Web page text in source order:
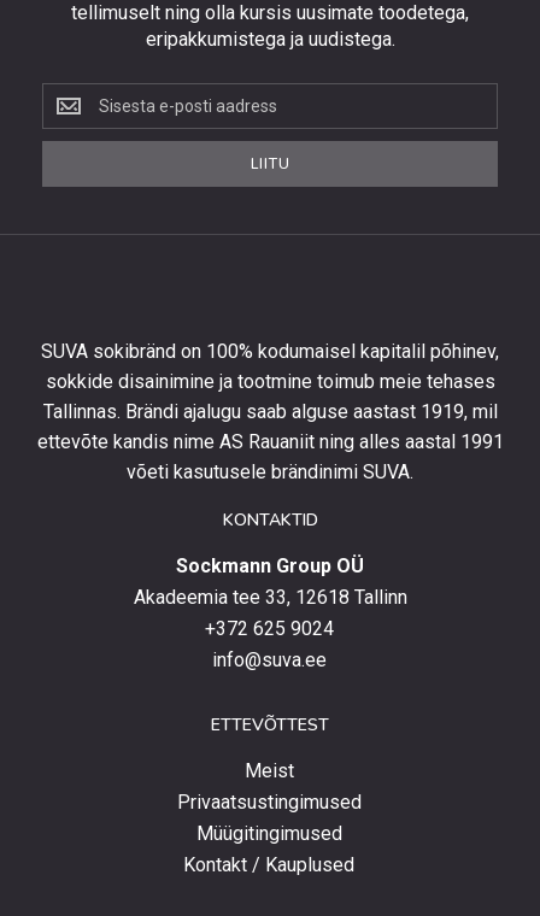
tellimuselt ning olla kursis uusimate toodetega,
eripakkumistega ja uudistega.
Liitu
uudiskirjaga,
et
kursis
uusimate
toodetega,
eripakkumistega
LIITU
SUVA sokibränd on 100% kodumaisel kapitalil põhinev,
sokkide disainimine ja tootmine toimub meie tehases
Tallinnas. Brändi ajalugu saab alguse aastast 1919, mil
ettevõte kandis nime AS Rauaniit ning alles aastal 1991
võeti kasutusele brändinimi SUVA.
KONTAKTID
Sockmann Group OÜ
Akadeemia tee 33, 12618 Tallinn
+372 625 9024
info@suva.ee
ETTEVÕTTEST
Meist
Privaatsustingimused
Müügitingimused
Kontakt / Kauplused